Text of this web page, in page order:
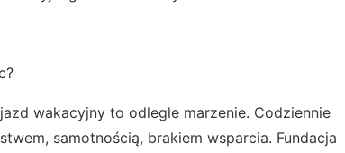
wakacyjny to odległe marzenie. Codziennie
samotnością, brakiem wsparcia. Fundacja